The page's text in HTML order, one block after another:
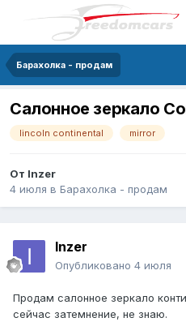
Барахолка - продам
Салонное зеркало
lincoln continental mirror
От Inzer
4 июля в Барахолка - продам
Inzer
Опубликовано 4 июля
Продам салонное зеркало
сейчас затемнение, не знаю.